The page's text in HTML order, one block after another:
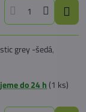
grey -šedá,
do 24 h(1 ks)